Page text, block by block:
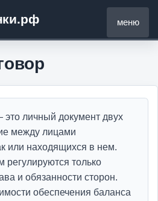
личный документ двух
между лицами
или находящихся в нем.
только
и обязанности сторон.
обеспечения баланса
меню